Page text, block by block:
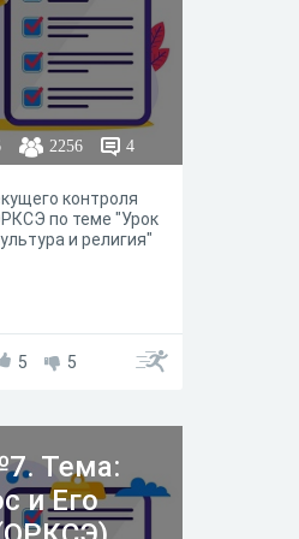
2256 4
контроля
по теме "Урок
и религия"
5 5
Тема:
и Его